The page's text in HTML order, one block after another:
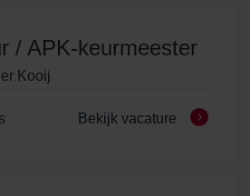
/ APK-keurmeester
Kooij
Bekijk vacature